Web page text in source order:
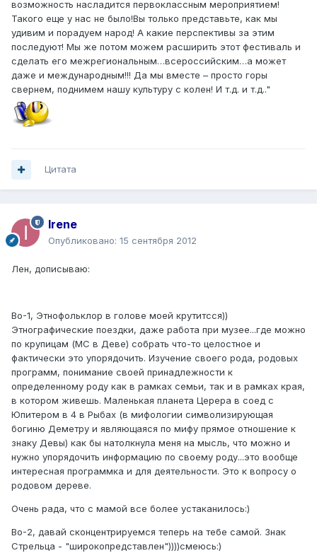
возможность насладится первоклассным мероприятием!
Такого еще у нас не было!Вы только представьте, как мы
удивим и порадуем народ! А какие перспективы за этим
последуют! Мы же потом можем расширить этот фестиваль и
сделать его межрегиональным…всероссийским…а может
даже и международным!!! Да мы вместе – просто горы
свернем, поднимем нашу культуру с колен! И т.д. и т.д.."
Цитата
Irene
Опубликовано: 15 сентября 2012
Лен, дописываю:
Во-1, Этнофольклор в голове моей крутитсся))
Этнографические поездки, даже работа при музее...где можно
по крупицам (МС в Деве) собрать что-то целостное и
фактически это упорядочить. Изучение своего рода, родовых
программ, понимание своей принадлежности к
определенному роду как в рамках семьи, так и в рамках края,
в котором живешь. Маленькая планета Церера в соед с
Юпитером в 4 в Рыбах (в мифологии символизирующая
богиню Деметру и являющаяся по мифу прямое отношение к
знаку Девы) как бы натолкнула меня на мысль, что можно и
нужно упорядочить информацию по своему роду...это вообще
интересная программка и для деятельности. Это к вопросу о
родовом дереве.
Очень рада, что с мамой все более устаканилось:)
Во-2, давай сконцентрируемся теперь на тебе самой. Знак
Стрельца - "широкопредставлен"))))смеюсь:)